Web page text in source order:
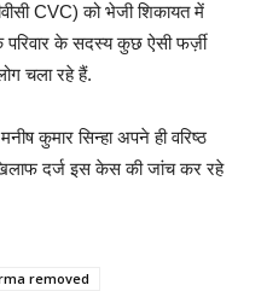
CVC) को भेजी शिकायत में
के सदस्य कुछ ऐसी फर्ज़ी
चला रहे हैं.
कुमार सिन्हा अपने ही वरिष्ठ
दर्ज इस केस की जांच कर रहे
removed